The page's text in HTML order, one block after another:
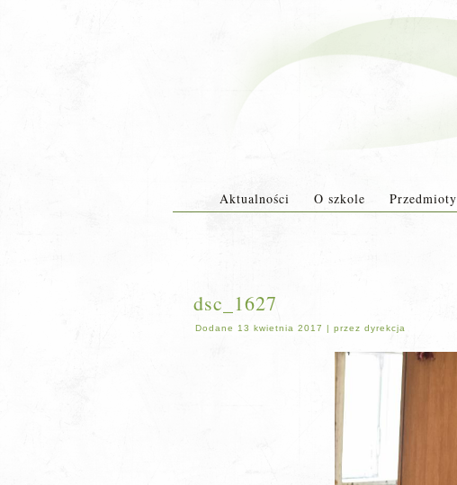
Aktualności O szkole Przedmioty
dsc_1627
Dodane 13 kwietnia 2017 | przez dyrekcja